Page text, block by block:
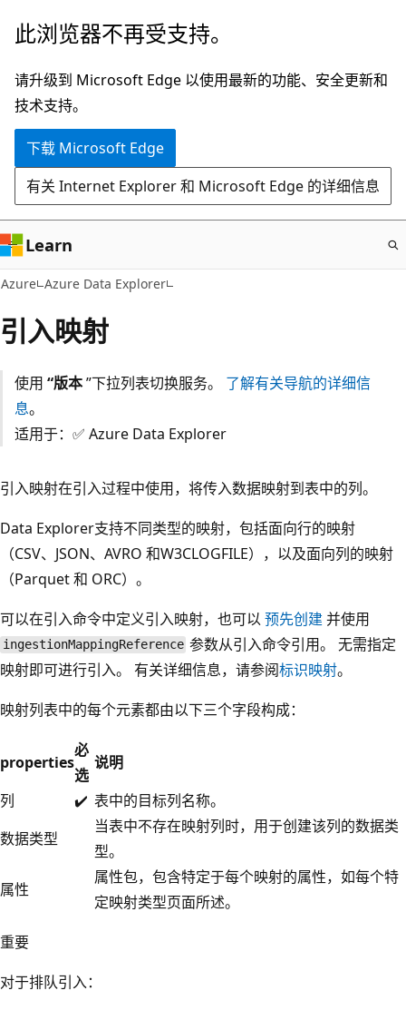
跳
主
要
内
此浏览器不再受支持。
请升级到 Microsoft Edge 以使用最新的功能、安全更新和
技术支持。
下载 Microsoft Edge
有关 Internet Explorer 和 Microsoft Edge 的详细信息
Learn
Azure Azure Data Explorer
引入映射
使用 “版本”下拉列表切换服务。 了解有关导航的详细信
息。
适用于：✅ Azure Data Explorer
引入映射在引入过程中使用，将传入数据映射到表中的列。
Data Explorer支持不同类型的映射，包括面向行的映射
（CSV、JSON、AVRO 和W3CLOGFILE），以及面向列的映射
（Parquet 和 ORC）。
可以在引入命令中定义引入映射，也可以 预先创建并使用
ingestionMappingReference 参数从引入命令引用。 无需指定
映射即可进行引入。 有关详细信息，请参阅标识映射。
映射列表中的每个元素都由以下三个字段构成：
properties
必
选
说明
列
✔️ 表中的目标列名称。
数据类型
当表中不存在映射列时，用于创建该列的数据类
型。
属性
属性包，包含特定于每个映射的属性，如每个特
定映射类型页面所述。
重要
对于排队引入：